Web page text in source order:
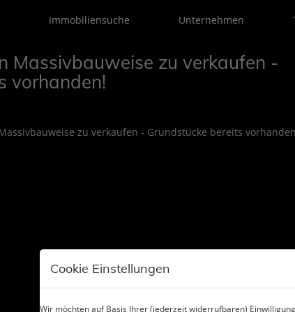
Immobiliensuche Unternehmen
Massivbauweise zu verkaufen -
vorhanden!
Cookie Einstellungen
Wir möchten auf Basis Ihrer (jederzeit widerrufbaren)